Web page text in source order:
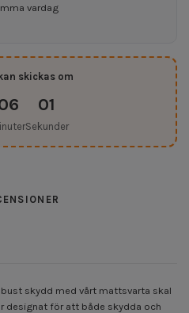
vardag
skickas om
01
Sekunder
skydd med vårt mattsvarta skal
designat för att både skydda och